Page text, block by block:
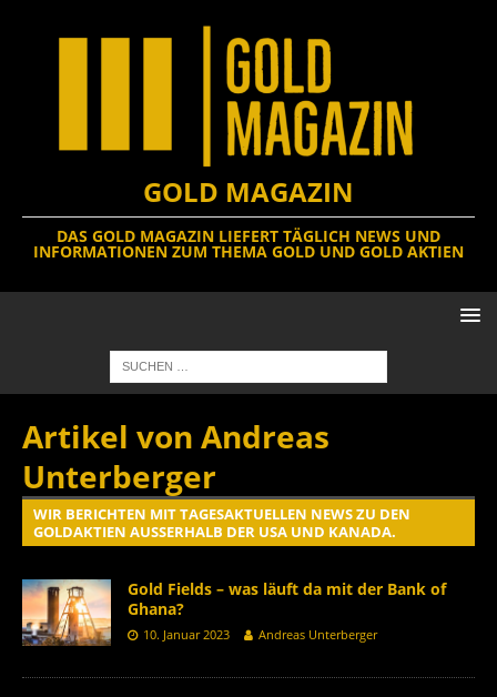
GOLD MAGAZIN
DAS GOLD MAGAZIN LIEFERT TÄGLICH NEWS UND
INFORMATIONEN ZUM THEMA GOLD UND GOLD AKTIEN
Artikel von Andreas
Unterberger
WIR BERICHTEN MIT TAGESAKTUELLEN NEWS ZU DEN
GOLDAKTIEN AUSSERHALB DER USA UND KANADA.
Gold Fields – was läuft da mit der Bank of
Ghana?
10. Januar 2023 Andreas Unterberger